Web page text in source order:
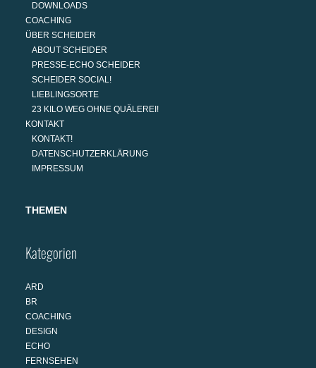
DOWNLOADS
COACHING
ÜBER SCHEIDER
ABOUT SCHEIDER
PRESSE-ECHO SCHEIDER
SCHEIDER SOCIAL!
LIEBLINGSORTE
23 KILO WEG OHNE QUÄLEREI!
KONTAKT
KONTAKT!
DATENSCHUTZERKLÄRUNG
IMPRESSUM
THEMEN
Kategorien
ARD
BR
COACHING
DESIGN
ECHO
FERNSEHEN